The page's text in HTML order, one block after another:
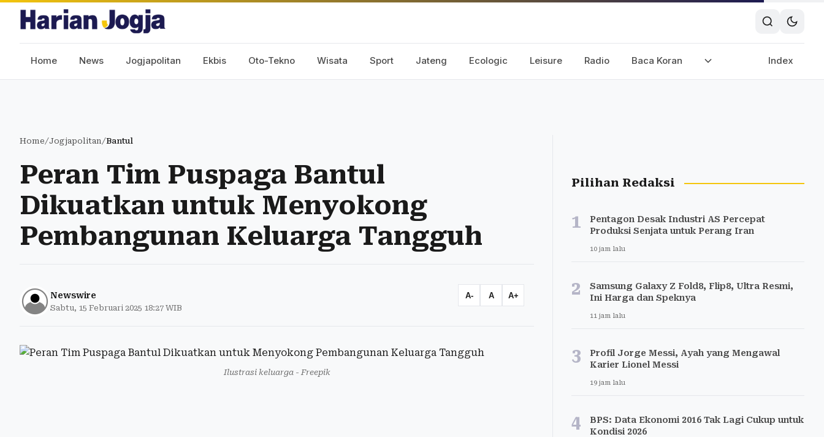
Home News Jogjapolitan Ekbis Oto-Tekno Wisata Sport Jateng Ecologic Leisure Radio Baca Koran Index
Home/Jogjapolitan/Bantul
Peran Tim Puspaga Bantul
Dikuatkan untuk Menyokong
Pembangunan Keluarga Tangguh
Newswire
Sabtu, 15 Februari 2025 18:27 WIB
A- A A+
Ilustrasi keluarga - Freepik
Pilihan Redaksi
1
Pentagon Desak Industri AS Percepat
Produksi Senjata untuk Perang Iran
10 jam lalu
2
Samsung Galaxy Z Fold8, Flip8, Ultra Resmi,
Ini Harga dan Speknya
11 jam lalu
3
Profil Jorge Messi, Ayah yang Mengawal
Karier Lionel Messi
19 jam lalu
4
BPS: Data Ekonomi 2016 Tak Lagi Cukup untuk
Kondisi 2026